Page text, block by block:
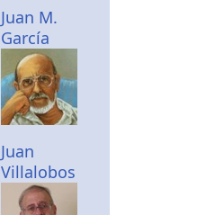
Juan M.
García
Juan
Villalobos